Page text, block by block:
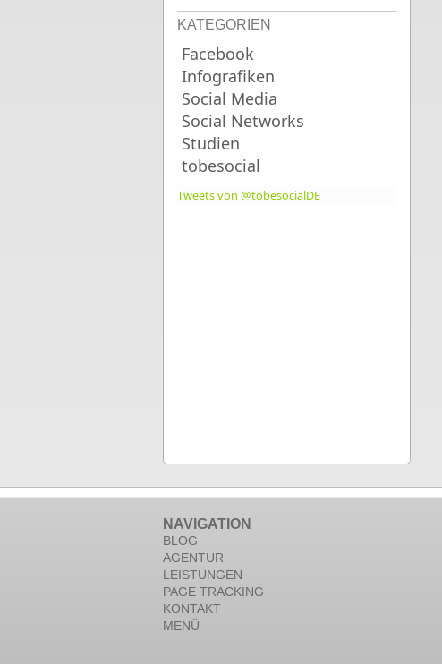
KATEGORIEN
Facebook
Infografiken
Social Media
Social Networks
Studien
tobesocial
Tweets von @tobesocialDE
NAVIGATION
BLOG
AGENTUR
LEISTUNGEN
PAGE TRACKING
KONTAKT
MENÜ